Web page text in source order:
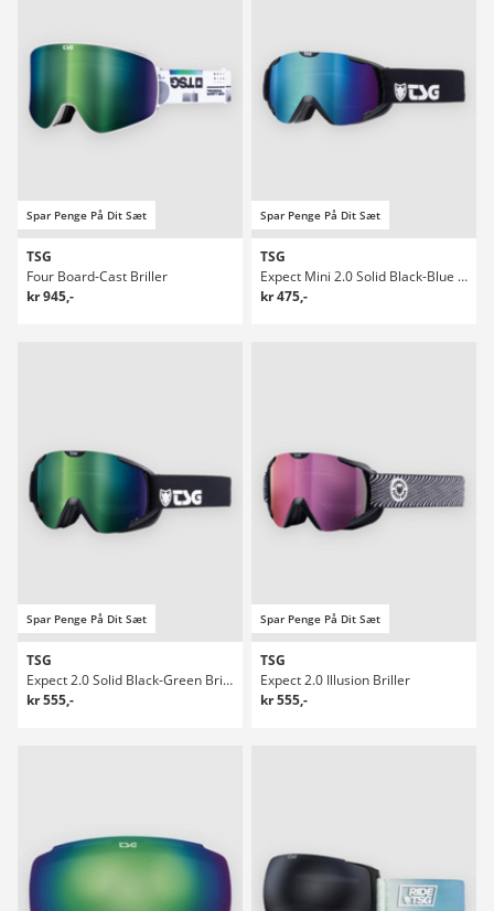
Spar Penge På Dit Sæt
TSG
Four Board-Cast Briller
kr 945,-
Spar Penge På Dit Sæt
TSG
Expect Mini 2.0 Solid Black-Blue Briller
kr 475,-
Spar Penge På Dit Sæt
TSG
Expect 2.0 Solid Black-Green Briller
kr 555,-
Spar Penge På Dit Sæt
TSG
Expect 2.0 Illusion Briller
kr 555,-